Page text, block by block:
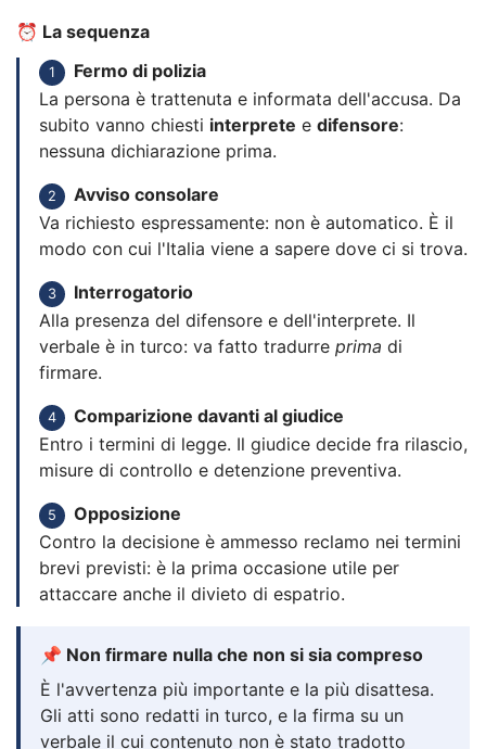
⏰ La sequenza
1
Fermo di polizia
La persona è trattenuta e informata dell'accusa. Da
subito vanno chiesti interprete e difensore:
nessuna dichiarazione prima.
2
Avviso consolare
Va richiesto espressamente: non è automatico. È il
modo con cui l'Italia viene a sapere dove ci si trova.
3
Interrogatorio
Alla presenza del difensore e dell'interprete. Il
verbale è in turco: va fatto tradurre prima di
firmare.
4
Comparizione davanti al giudice
Entro i termini di legge. Il giudice decide fra rilascio,
misure di controllo e detenzione preventiva.
5
Opposizione
Contro la decisione è ammesso reclamo nei termini
brevi previsti: è la prima occasione utile per
attaccare anche il divieto di espatrio.
📌 Non firmare nulla che non si sia compreso
È l'avvertenza più importante e la più disattesa.
Gli atti sono redatti in turco, e la firma su un
verbale il cui contenuto non è stato tradotto